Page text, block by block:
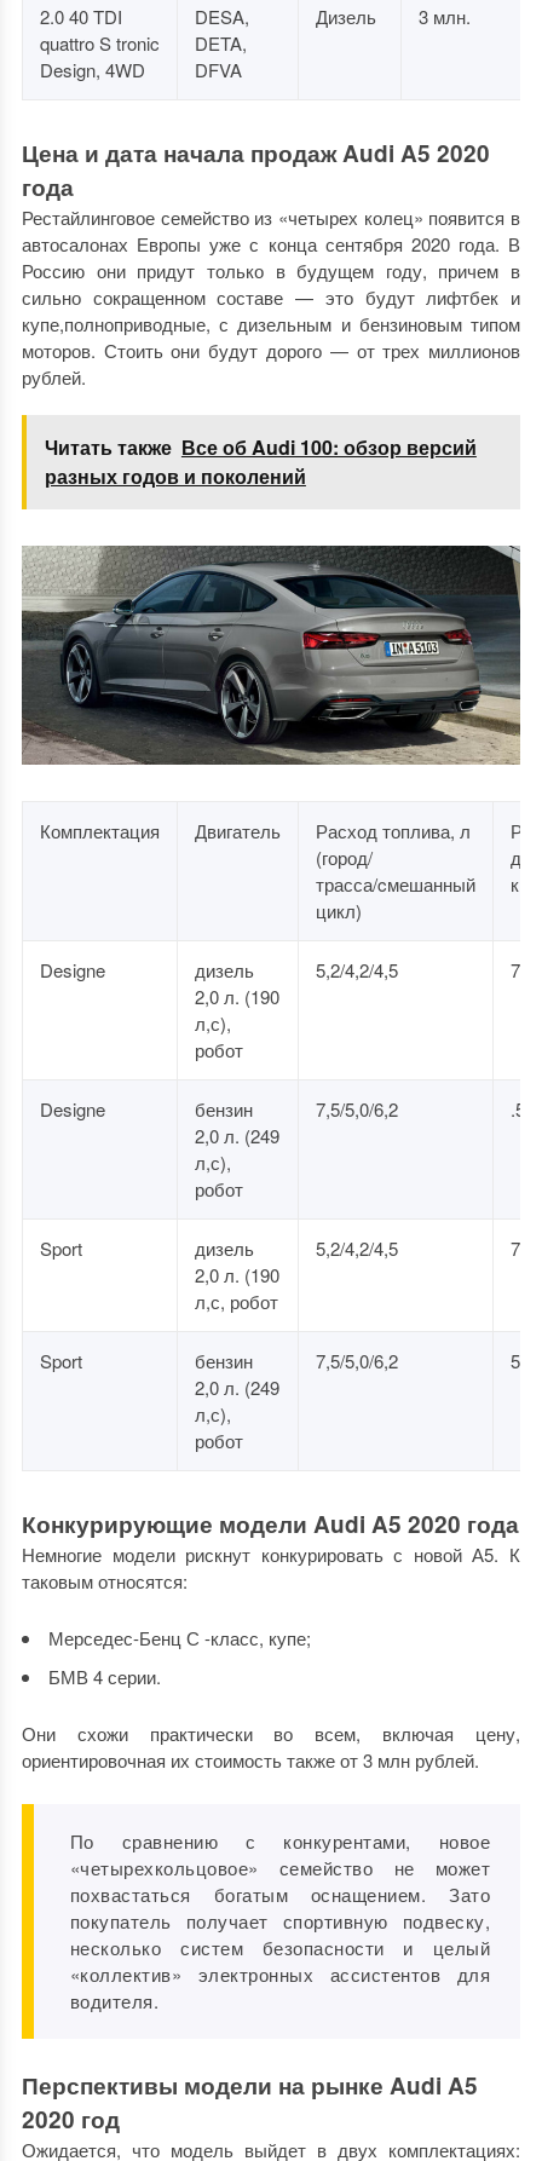
2.0 40 TDI
quattro S tronic
Design, 4WD
DESA,
DETA,
DFVA
Дизель 3 млн.
Цена и дата начала продаж Audi A5 2020
года
Рестайлинговое семейство из «четырех колец» появится в
автосалонах Европы уже с конца сентября 2020 года. В
Россию они придут только в будущем году, причем в
сильно сокращенном составе — это будут лифтбек и
купе,полноприводные, с дизельным и бензиновым типом
моторов. Стоить они будут дорого — от трех миллионов
рублей.
Читать также Все об Audi 100: обзор версий
разных годов и поколений
Комплектация Двигатель
Расход топлива, л
(город/
трасса/cмешанный
цикл)
до
км/
Designe
дизель
2,0 л. (190
л,с),
робот
5,2/4,2/4,5 7,2
Designe
бензин
2,0 л. (249
л,с),
робот
7,5/5,0/6,2 .5,
Sport
дизель
2,0 л. (190
л,с, робот
5,2/4,2/4,5 7,2
Sport
бензин
2,0 л. (249
л,с),
робот
7,5/5,0/6,2 5,8
Конкурирующие модели Audi A5 2020 года
Немногие модели рискнут конкурировать с новой А5. К
таковым относятся:
Мерседес-Бенц С -класс, купе;
БМВ 4 серии.
Они схожи практически во всем, включая цену,
ориентировочная их стоимость также от 3 млн рублей.
По сравнению с конкурентами, новое
«четырехкольцовое» семейство не может
похвастаться богатым оснащением. Зато
покупатель получает спортивную подвеску,
несколько систем безопасности и целый
«коллектив» электронных ассистентов для
водителя.
Перспективы модели на рынке Audi A5
2020 год
Ожидается, что модель выйдет в двух комплектациях: